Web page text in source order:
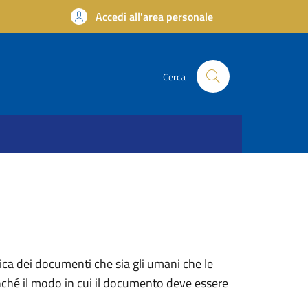
Accedi all'area personale
Cerca
dei documenti che sia gli umani che le
il modo in cui il documento deve essere